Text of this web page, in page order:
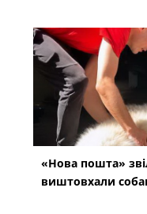
«Нова пошта»
виштовхали